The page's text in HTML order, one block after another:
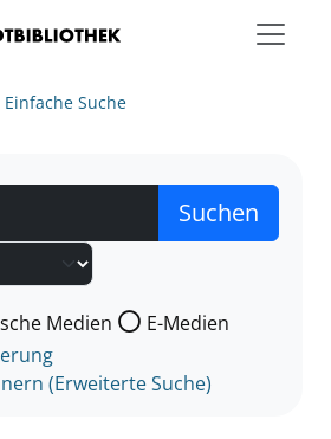
Einfache Suche
nach der Sie suchen wollen.
Medien
E-Medien
(Erweiterte Suche)